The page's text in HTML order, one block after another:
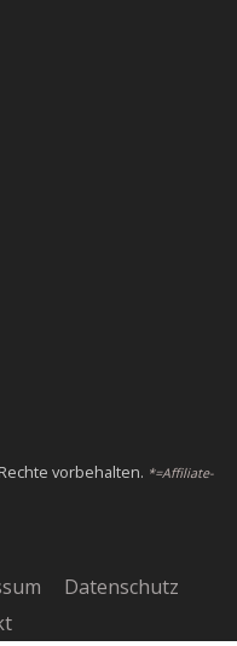
vorbehalten. *=Affiliate-
Datenschutz